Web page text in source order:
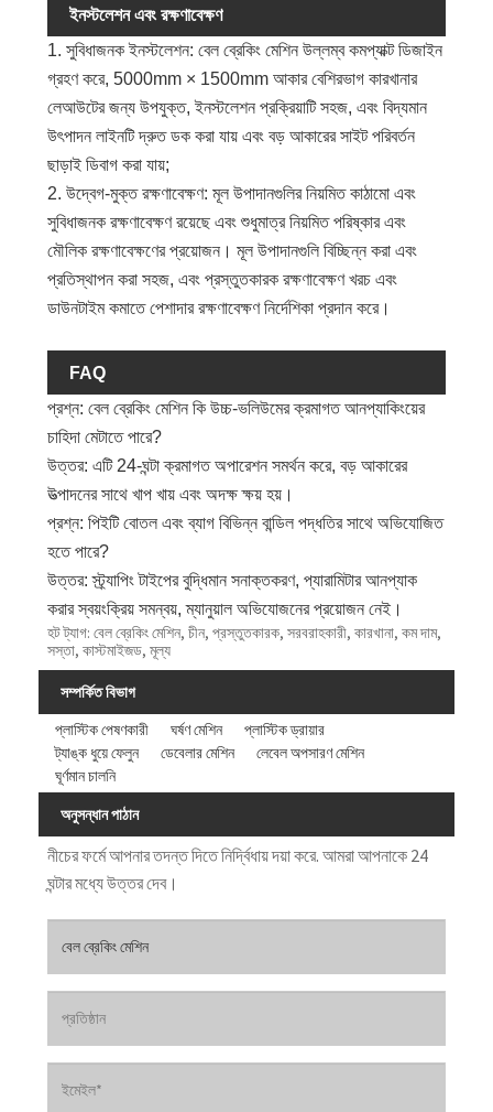
ইনস্টলেশন এবং রক্ষণাবেক্ষণ
1. সুবিধাজনক ইনস্টলেশন: বেল ব্রেকিং মেশিন উল্লম্ব কমপ্যাক্ট ডিজাইন
গ্রহণ করে, 5000mm × 1500mm আকার বেশিরভাগ কারখানার
লেআউটের জন্য উপযুক্ত, ইনস্টলেশন প্রক্রিয়াটি সহজ, এবং বিদ্যমান
উৎপাদন লাইনটি দ্রুত ডক করা যায় এবং বড় আকারের সাইট পরিবর্তন
ছাড়াই ডিবাগ করা যায়;
2. উদ্বেগ-মুক্ত রক্ষণাবেক্ষণ: মূল উপাদানগুলির নিয়মিত কাঠামো এবং
সুবিধাজনক রক্ষণাবেক্ষণ রয়েছে এবং শুধুমাত্র নিয়মিত পরিষ্কার এবং
মৌলিক রক্ষণাবেক্ষণের প্রয়োজন। মূল উপাদানগুলি বিচ্ছিন্ন করা এবং
প্রতিস্থাপন করা সহজ, এবং প্রস্তুতকারক রক্ষণাবেক্ষণ খরচ এবং
ডাউনটাইম কমাতে পেশাদার রক্ষণাবেক্ষণ নির্দেশিকা প্রদান করে।
FAQ
প্রশ্ন: বেল ব্রেকিং মেশিন কি উচ্চ-ভলিউমের ক্রমাগত আনপ্যাকিংয়ের
চাহিদা মেটাতে পারে?
উত্তর: এটি 24-ঘন্টা ক্রমাগত অপারেশন সমর্থন করে, বড় আকারের
উত্পাদনের সাথে খাপ খায় এবং অদক্ষ ক্ষয় হয়।
প্রশ্ন: পিইটি বোতল এবং ব্যাগ বিভিন্ন বান্ডিল পদ্ধতির সাথে অভিযোজিত
হতে পারে?
উত্তর: স্ট্র্যাপিং টাইপের বুদ্ধিমান সনাক্তকরণ, প্যারামিটার আনপ্যাক
করার স্বয়ংক্রিয় সমন্বয়, ম্যানুয়াল অভিযোজনের প্রয়োজন নেই।
হট ট্যাগ: বেল ব্রেকিং মেশিন, চীন, প্রস্তুতকারক, সরবরাহকারী, কারখানা, কম দাম,
সস্তা, কাস্টমাইজড, মূল্য
সম্পর্কিত বিভাগ
প্লাস্টিক পেষণকারী
ঘর্ষণ মেশিন
প্লাস্টিক ড্রায়ার
ট্যাঙ্ক ধুয়ে ফেলুন
ডেবেলার মেশিন
লেবেল অপসারণ মেশিন
ঘূর্ণমান চালনি
অনুসন্ধান পাঠান
নীচের ফর্মে আপনার তদন্ত দিতে নির্দ্বিধায় দয়া করে. আমরা আপনাকে 24
ঘন্টার মধ্যে উত্তর দেব।